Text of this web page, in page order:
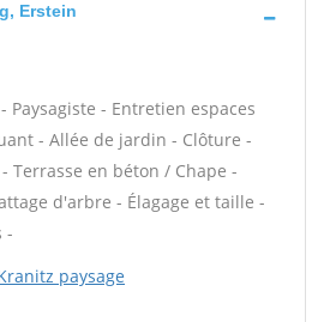
Erstein
- Entretien espaces
- Allée de jardin - Clôture -
Terrasse en béton / Chape -
d'arbre - Élagage et taille -
-
paysage